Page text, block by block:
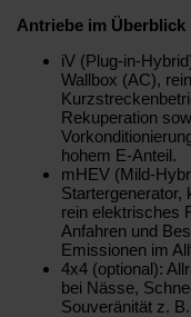
Antriebe im Überblick
iV (Plug-in-
Wallbox (AC),
Rekuperation
hohem E-Anteil.
mHEV (Mild-
Startergenerator,
rein elektrisches
Anfahren und
Emissionen im
4x4 (optional):
bei Nässe,
Souveränität z.